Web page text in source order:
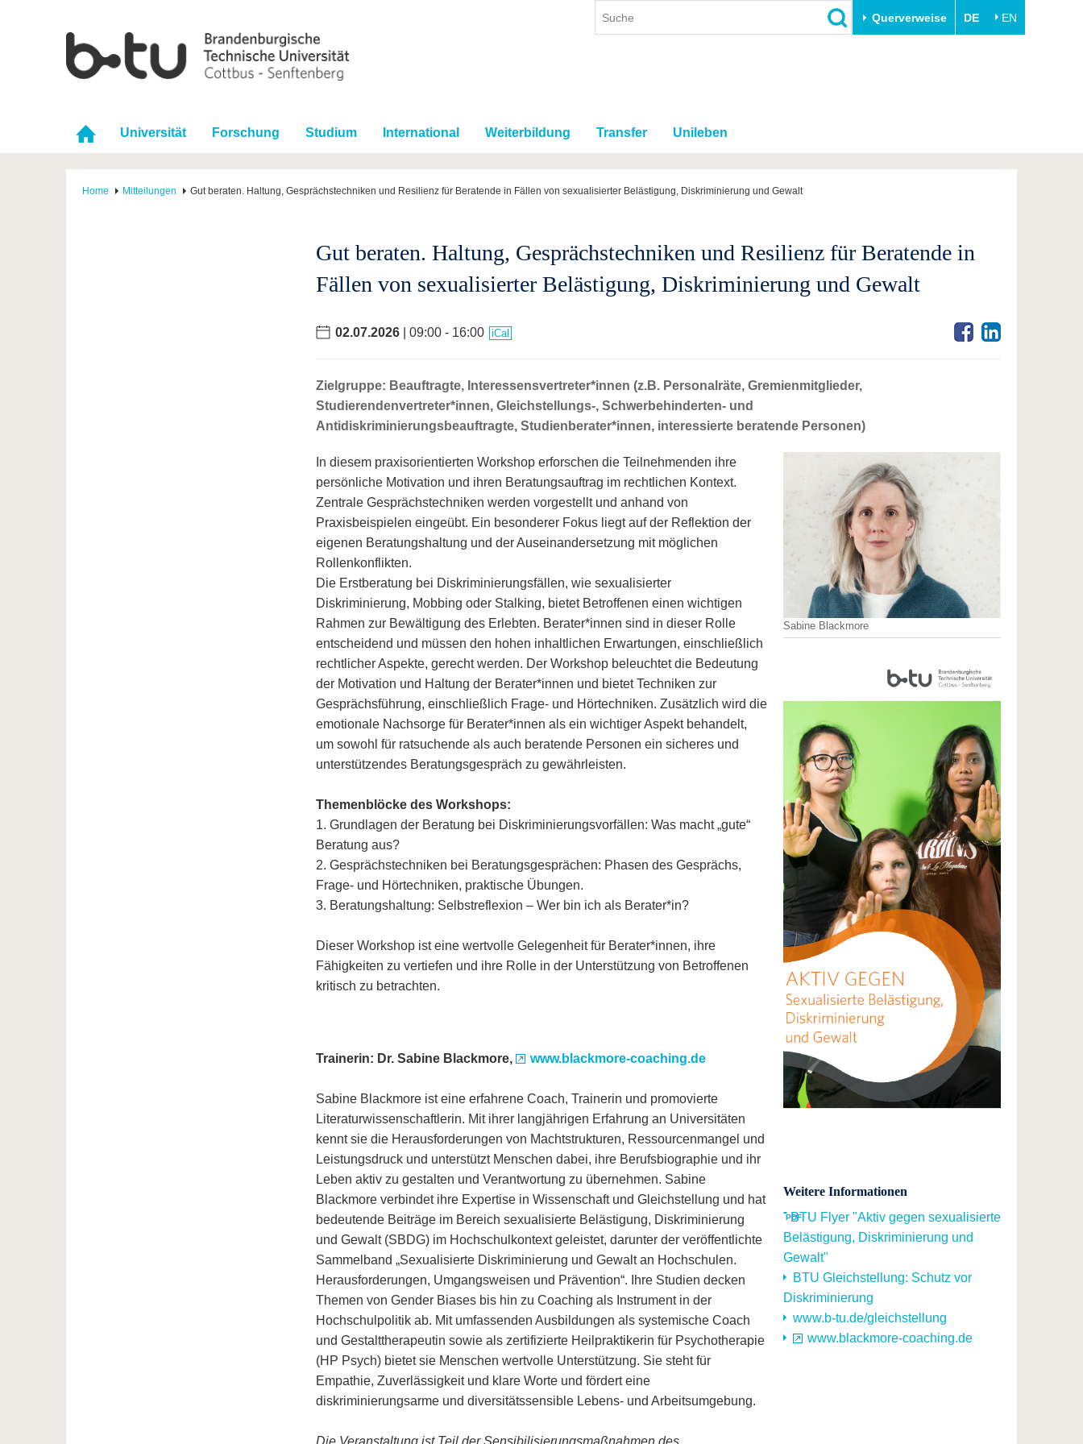
Querverweise DE EN
Universität Forschung Studium International Weiterbildung Transfer Unileben
Home Mitteilungen Gut beraten. Haltung, Gesprächstechniken und Resilienz für Beratende in Fällen von sexualisierter Belästigung, Diskriminierung und Gewalt
Gut beraten. Haltung, Gesprächstechniken und Resilienz für Beratende in
Fällen von sexualisierter Belästigung, Diskriminierung und Gewalt
02.07.2026 | 09:00 - 16:00 iCal
Zielgruppe: Beauftragte, Interessensvertreter*innen (z.B. Personalräte, Gremienmitglieder,
Studierendenvertreter*innen, Gleichstellungs-, Schwerbehinderten- und
Antidiskriminierungsbeauftragte, Studienberater*innen, interessierte beratende Personen)
In diesem praxisorientierten Workshop erforschen die Teilnehmenden ihre
persönliche Motivation und ihren Beratungsauftrag im rechtlichen Kontext.
Zentrale Gesprächstechniken werden vorgestellt und anhand von
Praxisbeispielen eingeübt. Ein besonderer Fokus liegt auf der Reflektion der
eigenen Beratungshaltung und der Auseinandersetzung mit möglichen
Rollenkonflikten.
Die Erstberatung bei Diskriminierungsfällen, wie sexualisierter
Diskriminierung, Mobbing oder Stalking, bietet Betroffenen einen wichtigen
Rahmen zur Bewältigung des Erlebten. Berater*innen sind in dieser Rolle
entscheidend und müssen den hohen inhaltlichen Erwartungen, einschließlich
rechtlicher Aspekte, gerecht werden. Der Workshop beleuchtet die Bedeutung
der Motivation und Haltung der Berater*innen und bietet Techniken zur
Gesprächsführung, einschließlich Frage- und Hörtechniken. Zusätzlich wird die
emotionale Nachsorge für Berater*innen als ein wichtiger Aspekt behandelt,
um sowohl für ratsuchende als auch beratende Personen ein sicheres und
unterstützendes Beratungsgespräch zu gewährleisten.
Themenblöcke des Workshops:
1. Grundlagen der Beratung bei Diskriminierungsvorfällen: Was macht „gute“
Beratung aus?
2. Gesprächstechniken bei Beratungsgesprächen: Phasen des Gesprächs,
Frage- und Hörtechniken, praktische Übungen.
3. Beratungshaltung: Selbstreflexion – Wer bin ich als Berater*in?
Dieser Workshop ist eine wertvolle Gelegenheit für Berater*innen, ihre
Fähigkeiten zu vertiefen und ihre Rolle in der Unterstützung von Betroffenen
kritisch zu betrachten.
Trainerin: Dr. Sabine Blackmore, www.blackmore-coaching.de
Sabine Blackmore ist eine erfahrene Coach, Trainerin und promovierte
Literaturwissenschaftlerin. Mit ihrer langjährigen Erfahrung an Universitäten
kennt sie die Herausforderungen von Machtstrukturen, Ressourcenmangel und
Leistungsdruck und unterstützt Menschen dabei, ihre Berufsbiographie und ihr
Leben aktiv zu gestalten und Verantwortung zu übernehmen. Sabine
Blackmore verbindet ihre Expertise in Wissenschaft und Gleichstellung und hat
bedeutende Beiträge im Bereich sexualisierte Belästigung, Diskriminierung
und Gewalt (SBDG) im Hochschulkontext geleistet, darunter der veröffentlichte
Sammelband „Sexualisierte Diskriminierung und Gewalt an Hochschulen.
Herausforderungen, Umgangsweisen und Prävention“. Ihre Studien decken
Themen von Gender Biases bis hin zu Coaching als Instrument in der
Hochschulpolitik ab. Mit umfassenden Ausbildungen als systemische Coach
und Gestalttherapeutin sowie als zertifizierte Heilpraktikerin für Psychotherapie
(HP Psych) bietet sie Menschen wertvolle Unterstützung. Sie steht für
Empathie, Zuverlässigkeit und klare Worte und fördert eine
diskriminierungsarme und diversitätssensible Lebens- und Arbeitsumgebung.
Die Veranstaltung ist Teil der Sensibilisierungsmaßnahmen des
Sabine Blackmore
Weitere Informationen
BTU Flyer "Aktiv gegen sexualisierte
Belästigung, Diskriminierung und
Gewalt"
BTU Gleichstellung: Schutz vor
Diskriminierung
www.b-tu.de/gleichstellung
www.blackmore-coaching.de